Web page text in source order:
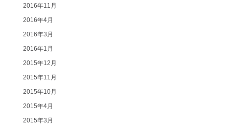
2016年11月
2016年4月
2016年3月
2016年1月
2015年12月
2015年11月
2015年10月
2015年4月
2015年3月